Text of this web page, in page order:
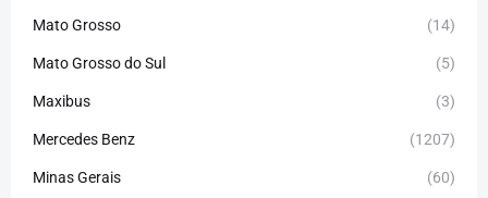
Mato Grosso (14)
Mato Grosso do Sul (5)
Maxibus (3)
Mercedes Benz (1207)
Minas Gerais (60)